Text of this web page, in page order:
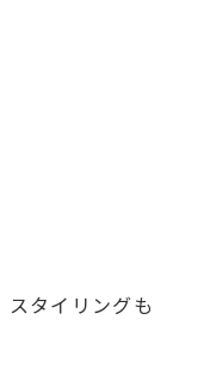
スタイリングも